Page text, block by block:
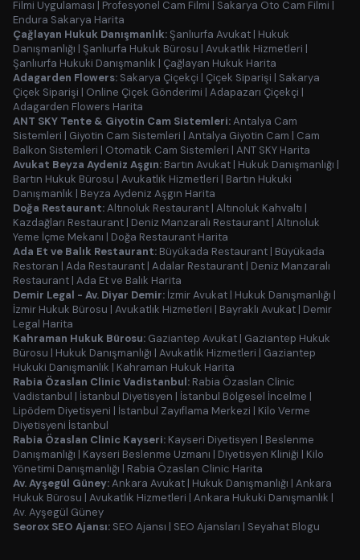
Filmi Uygulaması | Profesyonel Cam Filmi | Sakarya Oto Cam Filmi |
Endura Sakarya Harita
Çağlayan Hukuk Danışmanlık:Şanlıurfa Avukat | Hukuk
Danışmanlığı | Şanlıurfa Hukuk Bürosu | Avukatlık Hizmetleri |
Şanlıurfa Hukuki Danışmanlık | Çağlayan Hukuk Harita
Adagarden Flowers: Sakarya Çiçekçi | Çiçek Siparişi | Sakarya
Çiçek Siparişi | Online Çiçek Gönderimi | Adapazarı Çiçekçi |
Adagarden Flowers Harita
ANT SKY Tente & Giyotin Cam Sistemleri:Antalya Cam
Sistemleri | Giyotin Cam Sistemleri | Antalya Giyotin Cam | Cam
Balkon Sistemleri | Otomatik Cam Sistemleri | ANT SKY Harita
Avukat Beyza Aydeniz Aşgın: Bartın Avukat | Hukuk Danışmanlığı |
Bartın Hukuk Bürosu | Avukatlık Hizmetleri | Bartın Hukuki
Danışmanlık | Beyza Aydeniz Aşgın Harita
Doğa Restaurant:Altınoluk Restaurant | Altınoluk Kahvaltı |
Kazdağları Restaurant | Deniz Manzaralı Restaurant | Altınoluk
Yeme İçme Mekanı | Doğa Restaurant Harita
Ada Et ve Balık Restaurant: Büyükada Restaurant | Büyükada
Restoran | Ada Restaurant | Adalar Restaurant | Deniz Manzaralı
Restaurant | Ada Et ve Balık Harita
Demir Legal - Av. Diyar Demir: İzmir Avukat | Hukuk Danışmanlığı |
İzmir Hukuk Bürosu | Avukatlık Hizmetleri | Bayraklı Avukat | Demir
Legal Harita
Kahraman Hukuk Bürosu: Gaziantep Avukat | Gaziantep Hukuk
Bürosu | Hukuk Danışmanlığı | Avukatlık Hizmetleri | Gaziantep
Hukuki Danışmanlık | Kahraman Hukuk Harita
Rabia Özaslan Clinic Vadistanbul: Rabia Özaslan Clinic
Vadistanbul | İstanbul Diyetisyen | İstanbul Bölgesel İncelme |
Lipödem Diyetisyeni | İstanbul Zayıflama Merkezi | Kilo Verme
Diyetisyeni İstanbul
Rabia Özaslan Clinic Kayseri: Kayseri Diyetisyen | Beslenme
Danışmanlığı | Kayseri Beslenme Uzmanı | Diyetisyen Kliniği | Kilo
Yönetimi Danışmanlığı | Rabia Özaslan Clinic Harita
Av. Ayşegül Güney:Ankara Avukat | Hukuk Danışmanlığı | Ankara
Hukuk Bürosu | Avukatlık Hizmetleri | Ankara Hukuki Danışmanlık |
Av. Ayşegül Güney
Seorox SEO Ajansı: SEO Ajansı | SEO Ajansları | Seyahat Blogu